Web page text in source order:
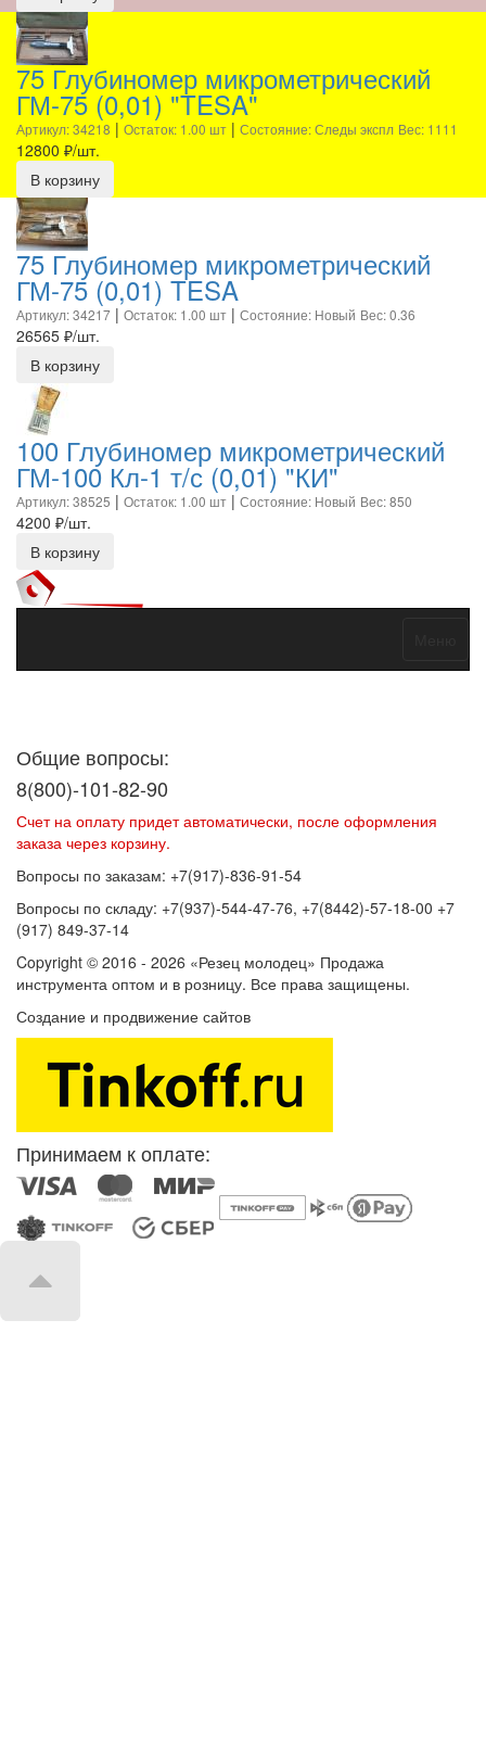
75 Глубиномер микрометрический
ГМ-75 (0,01) "TESA"
Артикул: 34218 | Остаток: 1.00 шт | Состояние: Следы экспл Вес: 1111
12800 ₽/шт.
В корзину
75 Глубиномер микрометрический
ГМ-75 (0,01) TESA
Артикул: 34217 | Остаток: 1.00 шт | Состояние: Новый Вес: 0.36
26565 ₽/шт.
В корзину
100 Глубиномер микрометрический
ГМ-100 Кл-1 т/с (0,01) "КИ"
Артикул: 38525 | Остаток: 1.00 шт | Состояние: Новый Вес: 850
4200 ₽/шт.
В корзину
Общие вопросы:
8(800)-101-82-90
Счет на оплату придет автоматически, после оформления
заказа через корзину.
Вопросы по заказам: +7(917)-836-91-54
Вопросы по складу: +7(937)-544-47-76, +7(8442)-57-18-00 +7
(917) 849-37-14
Copyright © 2016 - 2026 «Резец молодец» Продажа
инструмента оптом и в розницу. Все права защищены.
Создание и продвижение сайтов
Принимаем к оплате: